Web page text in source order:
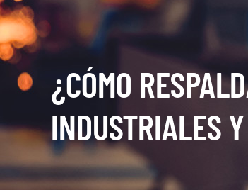
¿CÓMO
INDUSTRIALES